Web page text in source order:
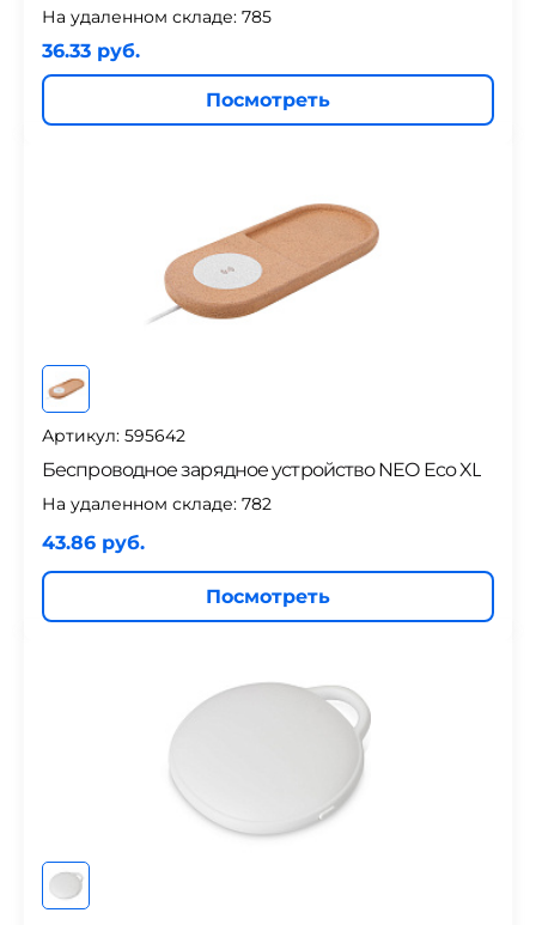
На удаленном складе: 785
36.33 руб.
Посмотреть
Артикул: 595642
Беспроводное зарядное устройство NEO Eco XL
На удаленном складе: 782
43.86 руб.
Посмотреть